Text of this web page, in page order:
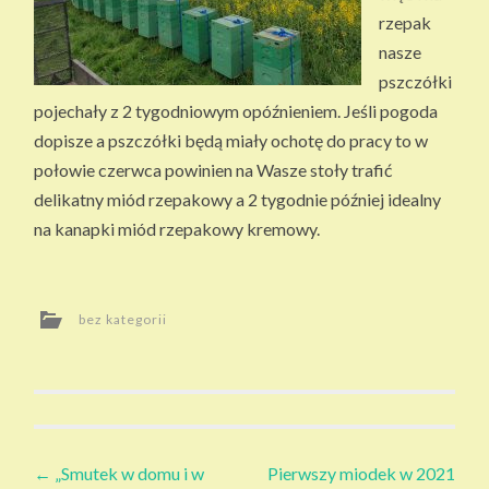
SI
EK
I
rzepak
nasze
pszczółki
pojechały z 2 tygodniowym opóźnieniem. Jeśli pogoda
dopisze a pszczółki będą miały ochotę do pracy to w
połowie czerwca powinien na Wasze stoły trafić
delikatny miód rzepakowy a 2 tygodnie później idealny
na kanapki miód rzepakowy kremowy.
bez kategorii
Zobacz
← „Smutek w domu i w Pierwszy miodek w 2021